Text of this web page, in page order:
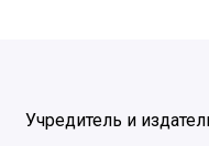
Учредитель и